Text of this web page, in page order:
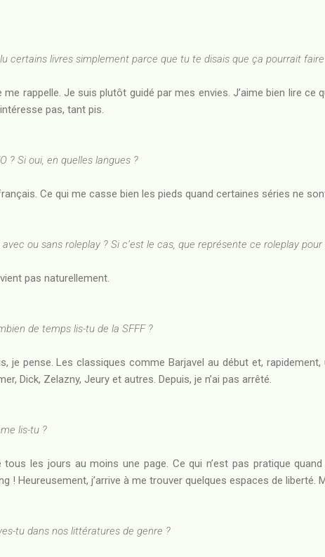
certains livres simplement parce que tu te disais que ça pourrait
me rappelle. Je suis plutôt guidé par mes envies. J’aime bien lire ce
pas, tant pis.
? Si oui, en quelles langues ?
Ce qui me casse bien les pieds quand certaines séries ne
ou sans roleplay ? Si c’est le cas, que représente ce roleplay pour
pas naturellement.
de temps lis-tu de la SFFF ?
je pense. Les classiques comme Barjavel au début et,
Dick, Zelazny, Jeury et autres. Depuis, je n’ai pas arrêté.
lis-tu ?
tous les jours au moins une page. Ce qui n’est pas pratique
! Heureusement, j’arrive à me trouver quelques espaces de liberté.
tu dans nos littératures de genre ?